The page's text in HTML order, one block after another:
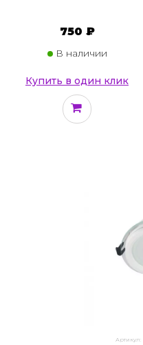
750 ₽
В наличии
Купить в один клик
Артикул: